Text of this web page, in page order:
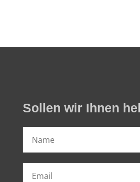
Sollen wir Ihnen